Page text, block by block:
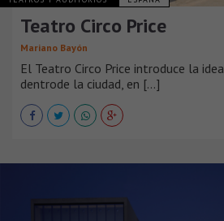
Teatro Circo Price
Mariano Bayón
El Teatro Circo Price introduce la
dentrode la ciudad, en [...]